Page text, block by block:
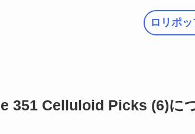
ロリポ
351 Celluloid Picks (6)に